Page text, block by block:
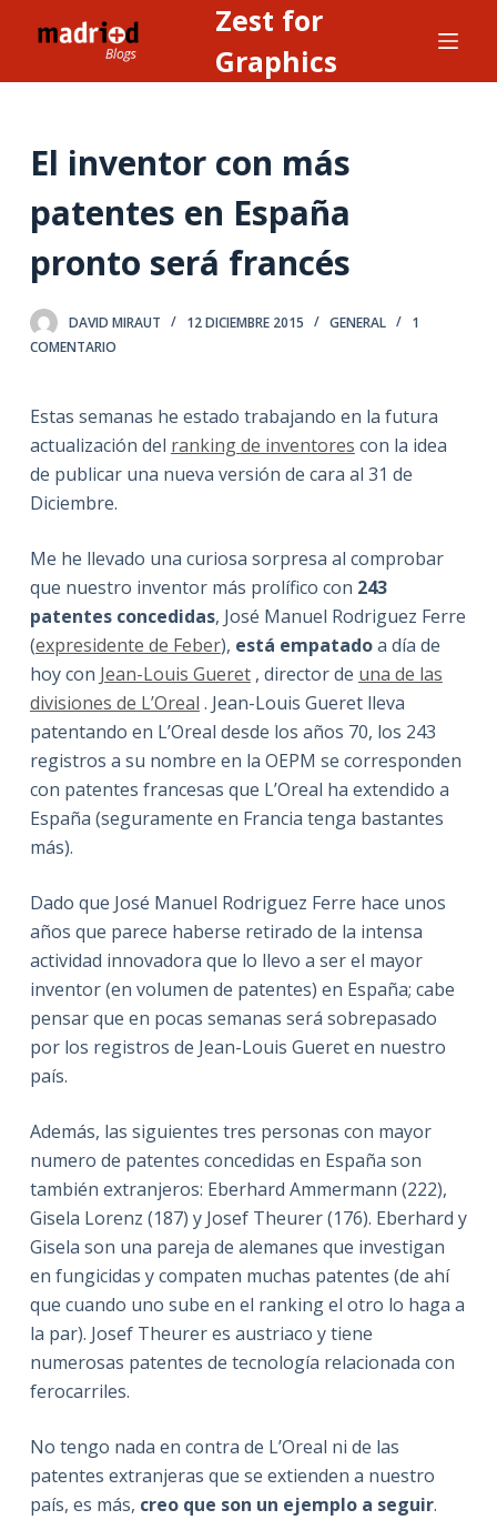
l
o
n
d
o
Zest for
Graphics
El inventor con más
patentes en España
pronto será francés
DAVID MIRAUT 12 DICIEMBRE 2015 GENERAL
1
COMENTARIO
Estas semanas he estado trabajando en la futura
actualización del ranking de inventores con la idea
de publicar una nueva versión de cara al 31 de
Diciembre.
Me he llevado una curiosa sorpresa al comprobar
que nuestro inventor más prolífico con 243
patentes concedidas, José Manuel Rodriguez Ferre
(expresidente de Feber), está empatadoa día de
hoy con Jean-Louis Gueret, director de una de las
divisiones de L’Oreal . Jean-Louis Gueret lleva
patentando en L’Oreal desde los años 70, los 243
registros a su nombre en la OEPM se corresponden
con patentes francesas que L’Oreal ha extendido a
España (seguramente en Francia tenga bastantes
más).
Dado que José Manuel Rodriguez Ferre hace unos
años que parece haberse retirado de la intensa
actividad innovadora que lo llevo a ser el mayor
inventor (en volumen de patentes) en España; cabe
pensar que en pocas semanas será sobrepasado
por los registros de Jean-Louis Gueret en nuestro
país.
Además, las siguientes tres personas con mayor
numero de patentes concedidas en España son
también extranjeros: Eberhard Ammermann (222),
Gisela Lorenz (187) y Josef Theurer (176). Eberhard y
Gisela son una pareja de alemanes que investigan
en fungicidas y compaten muchas patentes (de ahí
que cuando uno sube en el ranking el otro lo haga a
la par). Josef Theurer es austriaco y tiene
numerosas patentes de tecnología relacionada con
ferocarriles.
No tengo nada en contra de L’Oreal ni de las
patentes extranjeras que se extienden a nuestro
país, es más, creo que son un ejemplo a seguir.